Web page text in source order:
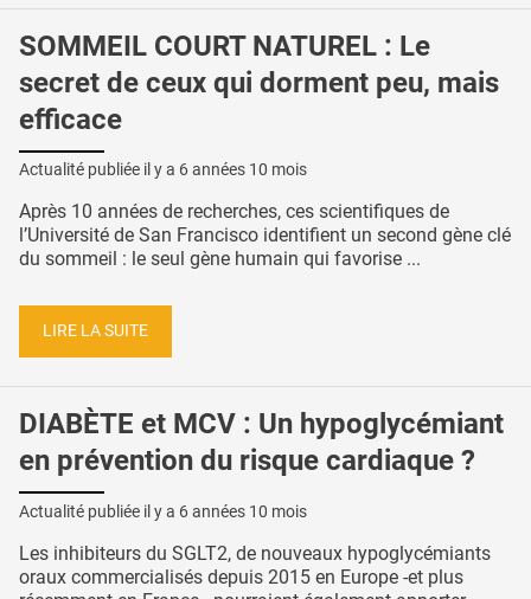
SOMMEIL COURT NATUREL : Le
secret de ceux qui dorment peu, mais
efficace
Actualité publiée il y a 6 années 10 mois
Après 10 années de recherches, ces scientifiques de
l’Université de San Francisco identifient un second gène clé
du sommeil : le seul gène humain qui favorise ...
LIRE LA SUITE
DIABÈTE et MCV : Un hypoglycémiant
en prévention du risque cardiaque ?
Actualité publiée il y a 6 années 10 mois
Les inhibiteurs du SGLT2, de nouveaux hypoglycémiants
oraux commercialisés depuis 2015 en Europe -et plus